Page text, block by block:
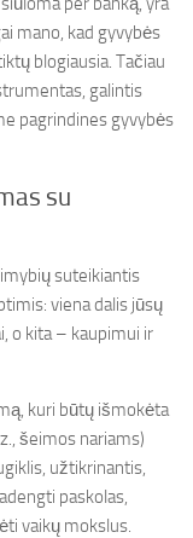
mano, kad gyvybės
blogiausia. Tačiau
galintis
pagrindines gyvybės
su
suteikiantis
viena dalis jūsų
o kita – kaupimui ir
kuri būtų išmokėta
šeimos nariams)
užtikrinantis,
paskolas,
vaikų mokslus.